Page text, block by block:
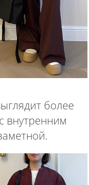
более
внутренним